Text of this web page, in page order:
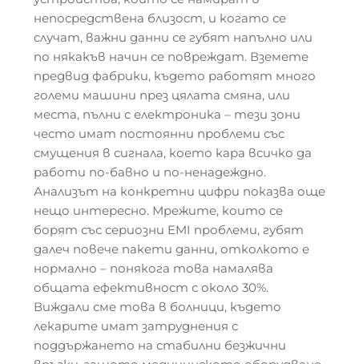
непосредствена близост, и когато се
случат, важни данни се губят напълно или
по някакъв начин се повреждат. Вземете
предвид фабрики, където работят много
големи машини през цялата смяна, или
места, пълни с електроника – тези зони
често имат постоянни проблеми със
смущения в сигнала, което кара всичко да
работи по-бавно и по-ненадеждно.
Анализът на конкретни цифри показва още
нещо интересно. Мрежите, които се
борят със сериозни EMI проблеми, губят
далеч повече пакети данни, отколкото е
нормално – понякога това намалява
общата ефективност с около 30%.
Виждали сме това в болници, където
лекарите имат затруднения с
поддържането на стабилни безжични